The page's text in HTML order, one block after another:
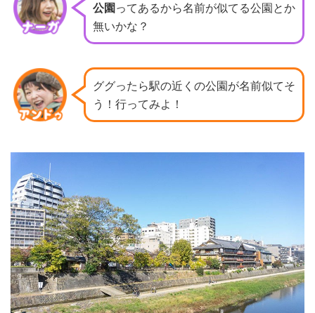
公園 ってあるから名前が似てる公園とか
無いかな？
ググったら駅の近くの公園が名前似てそ
う！行ってみよ！